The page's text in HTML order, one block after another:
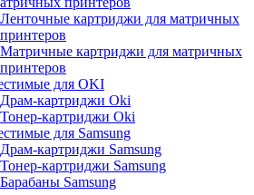
Ленточные картриджи для матричных
принтеров
Матричные картриджи для матричных
принтеров
для OKI
Драм-картриджи Oki
Тонер-картриджи Oki
для Samsung
Драм-картриджи Samsung
Тонер-картриджи Samsung
Барабаны Samsung